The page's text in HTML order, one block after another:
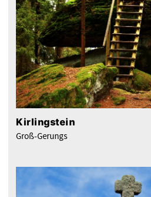
Kirlingstein
Groß-Gerungs